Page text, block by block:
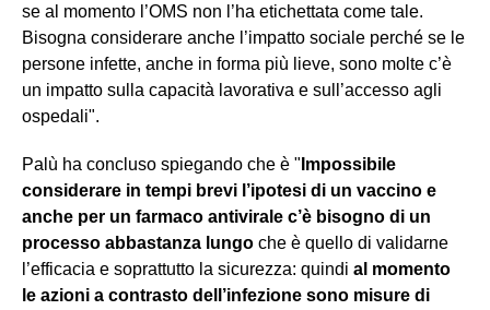
se al momento l’OMS non l’ha etichettata come tale.
Bisogna considerare anche l’impatto sociale perché se le
persone infette, anche in forma più lieve, sono molte c’è
un impatto sulla capacità lavorativa e sull’accesso agli
ospedali".
Palù ha concluso spiegando che è " Impossibile
considerare in tempi brevi l’ipotesi di un vaccino e
anche per un farmaco antivirale c’è bisogno di un
processo abbastanza lungo che è quello di validarne
l’efficacia e soprattutto la sicurezza: quindi al momento
le azioni a contrasto dell’infezione sono misure di